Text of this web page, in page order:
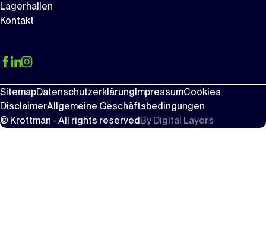
Lagerhallen
Kontakt
SitemapDatenschutzerklärung ImpressumCookies
DisclaimerAllgemeine Geschäftsbedingungen
© Kroftman - All rights reserved By Digital Layers